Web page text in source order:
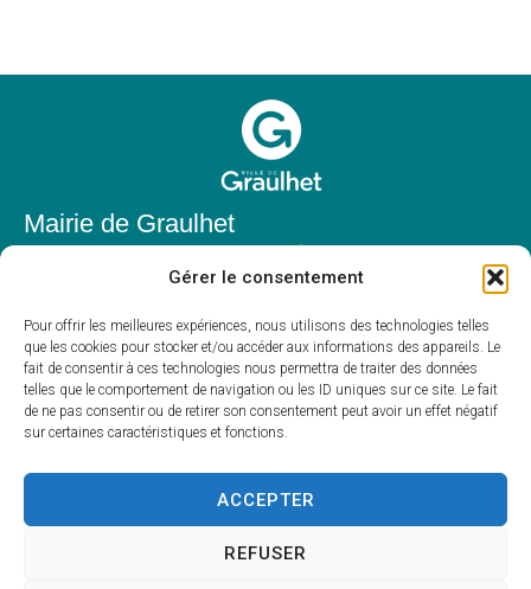
Gérer le consentement
Pour offrir les meilleures expériences, nous utilisons des technologies telles
que les cookies pour stocker et/ou accéder aux informations des appareils. Le
fait de consentir à ces technologies nous permettra de traiter des données
telles que le comportement de navigation ou les ID uniques sur ce site. Le fait
de ne pas consentir ou de retirer son consentement peut avoir un effet négatif
sur certaines caractéristiques et fonctions.
ACCEPTER
REFUSER
Mairie de Graulhet
81300 Graulhet
05 63 42 85 50
mairie@mairie-graulhet.fr
Horaires d'ouverture
Du lundi au vendredi :